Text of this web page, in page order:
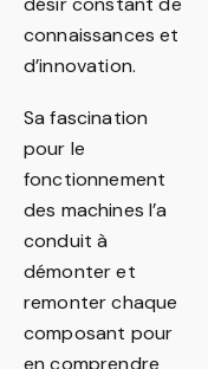
connaissances et
d’innovation.
Sa fascination
pour le
fonctionnement
des machines l’a
conduit à
démonter et
remonter chaque
composant pour
en comprendre